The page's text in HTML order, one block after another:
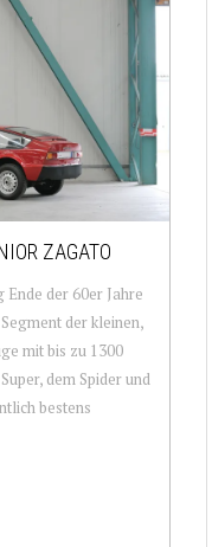
ZAGATO
Ende der 60er Jahre
der kleinen,
mit bis zu 1300
dem Spider und
bestens